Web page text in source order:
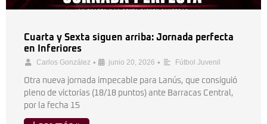
Cuarta y Sexta siguen arriba: Jornada perfecta
en Inferiores
Carlos González • junio 20, 2026 • Fútbol Juvenil
Otra nueva jornada impecable para Lanús, que consiguió
pleno de victorias (18/18 puntos) ante Barracas Central,
por la fecha 15